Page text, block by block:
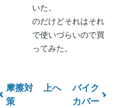
いた。
のだけどそれはそれ
で使いづらいので買
ってみた。
ブ
摩擦対
策
上へ
バイク
カバー